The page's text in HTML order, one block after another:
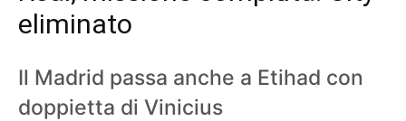
eliminato
Il Madrid passa anche a Etihad con
doppietta di Vinicius